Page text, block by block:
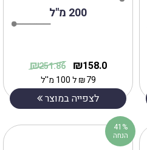
200 מ"ל
158.0
₪
251.86
₪
79
₪ל 100 מ''ל
לצפייה במוצר
41%
הנחה